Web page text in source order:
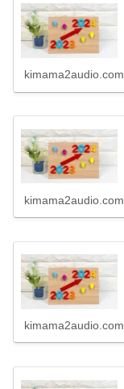
kimama2audio.com
kimama2audio.com
kimama2audio.com